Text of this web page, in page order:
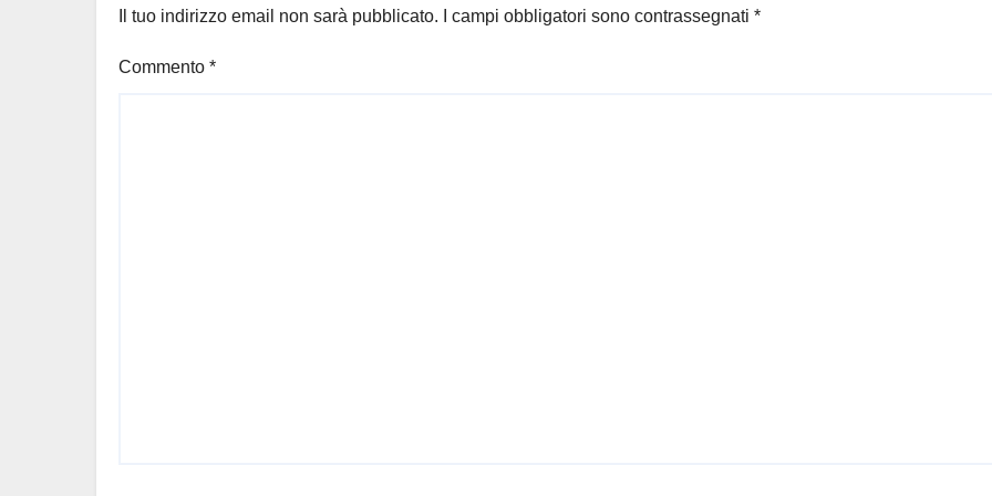
Il tuo indirizzo email non sarà pubblicato. I campi obbligatori sono contrassegnati *
Commento *